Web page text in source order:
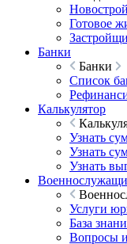
Готовое
Банки
Банки
Список
Калькулятор
Узнать
Узнать
Узнать
Услуги
База
Вопросы